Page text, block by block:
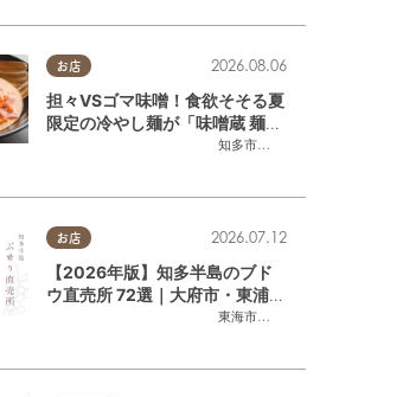
お店
知多市
,半田市
2026.08.06
担々VSゴマ味噌！食欲そそる夏
限定の冷やし麺が「味噌蔵 麺四
朗 半田店・知多店」で登場／ち
お店
東海市
,大府市
2026.07.12
【2026年版】知多半島のブド
ウ直売所 72選｜大府市・東浦町
ほかエリア別に一挙紹介